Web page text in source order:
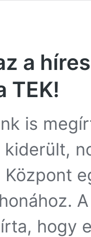
a
TEK!
is
kiderült,
Központ
hogy